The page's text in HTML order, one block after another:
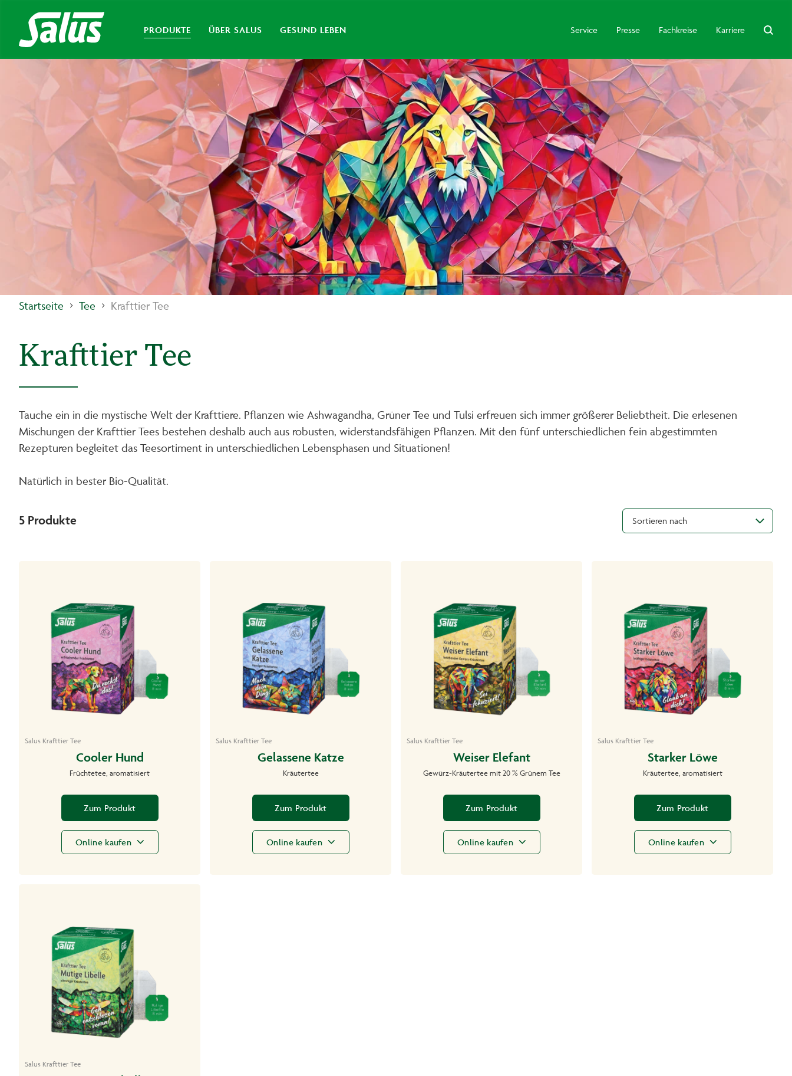
PRODUKTE ÜBER SALUS GESUND LEBEN Service Presse Fachkreise Karriere
Startseite Tee Krafttier Tee
Krafttier Tee
Tauche ein in die mystische Welt der Krafttiere. Pflanzen wie Ashwagandha, Grüner Tee und Tulsi erfreuen sich immer größerer Beliebtheit. Die erlesenen
Mischungen der Krafttier Tees bestehen deshalb auch aus robusten, widerstandsfähigen Pflanzen. Mit den fünf unterschiedlichen fein abgestimmten
Rezepturen begleitet das Teesortiment in unterschiedlichen Lebensphasen und Situationen!
Natürlich in bester Bio-Qualität.
5 Produkte Sortieren nach
Salus Krafttier Tee
Cooler Hund
Früchtetee, aromatisiert
Zum Produkt
Online kaufen
Salus Krafttier Tee
Gelassene Katze
Kräutertee
Zum Produkt
Online kaufen
Salus Krafttier Tee
Weiser Elefant
Gewürz-Kräutertee mit 20 % Grünem Tee
Zum Produkt
Online kaufen
Salus Krafttier Tee
Starker Löwe
Kräutertee, aromatisiert
Zum Produkt
Online kaufen
Salus Krafttier Tee